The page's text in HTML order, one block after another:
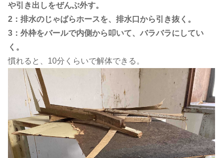
や引き出しをぜんぶ外す。
2：排水のじゃばらホースを、排水口から引き抜く。
3：外枠をバールで内側から叩いて、バラバラにしてい
く。
慣れると、10分くらいで解体できる。